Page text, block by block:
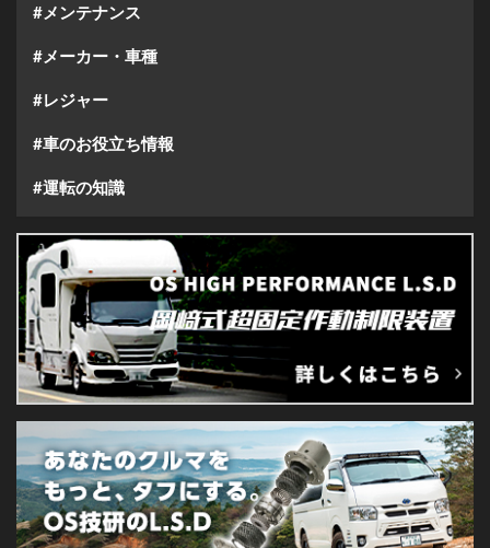
#メンテナンス
#メーカー・車種
#レジャー
#車のお役立ち情報
#運転の知識